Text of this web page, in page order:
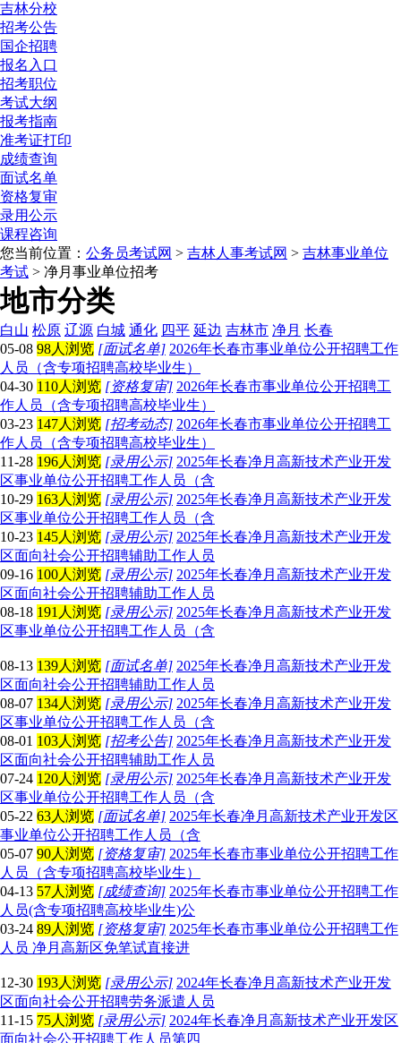
吉林分校
招考公告
国企招聘
报名入口
招考职位
考试大纲
报考指南
准考证打印
成绩查询
面试名单
资格复审
录用公示
课程咨询
您当前位置： 公务员考试网 > 吉林人事考试网 > 吉林事业单位
考试 > 净月事业单位招考
地市分类
白山 松原 辽源 白城 通化 四平 延边 吉林市 净月 长春
05-08 98人浏览 [面试名单] 2026年长春市事业单位公开招聘工作
人员（含专项招聘高校毕业生）
04-30 110人浏览 [资格复审] 2026年长春市事业单位公开招聘工
作人员（含专项招聘高校毕业生）
03-23 147人浏览 [招考动态] 2026年长春市事业单位公开招聘工
作人员（含专项招聘高校毕业生）
11-28 196人浏览 [录用公示] 2025年长春净月高新技术产业开发
区事业单位公开招聘工作人员（含
10-29 163人浏览 [录用公示] 2025年长春净月高新技术产业开发
区事业单位公开招聘工作人员（含
10-23 145人浏览 [录用公示] 2025年长春净月高新技术产业开发
区面向社会公开招聘辅助工作人员
09-16 100人浏览 [录用公示] 2025年长春净月高新技术产业开发
区面向社会公开招聘辅助工作人员
08-18 191人浏览 [录用公示] 2025年长春净月高新技术产业开发
区事业单位公开招聘工作人员（含
08-13 139人浏览 [面试名单] 2025年长春净月高新技术产业开发
区面向社会公开招聘辅助工作人员
08-07 134人浏览 [录用公示] 2025年长春净月高新技术产业开发
区事业单位公开招聘工作人员（含
08-01 103人浏览 [招考公告] 2025年长春净月高新技术产业开发
区面向社会公开招聘辅助工作人员
07-24 120人浏览 [录用公示] 2025年长春净月高新技术产业开发
区事业单位公开招聘工作人员（含
05-22 63人浏览 [面试名单] 2025年长春净月高新技术产业开发区
事业单位公开招聘工作人员（含
05-07 90人浏览 [资格复审] 2025年长春市事业单位公开招聘工作
人员（含专项招聘高校毕业生）
04-13 57人浏览 [成绩查询] 2025年长春市事业单位公开招聘工作
人员(含专项招聘高校毕业生)公
03-24 89人浏览 [资格复审] 2025年长春市事业单位公开招聘工作
人员 净月高新区免笔试直接进
12-30 193人浏览 [录用公示] 2024年长春净月高新技术产业开发
区面向社会公开招聘劳务派遣人员
11-15 75人浏览 [录用公示] 2024年长春净月高新技术产业开发区
面向社会公开招聘工作人员第四